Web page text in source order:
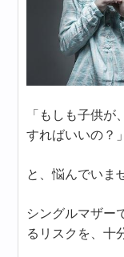
「もしも子供
すればいいの？」
と、悩んでいま
シングルマザー
るリスクを、十